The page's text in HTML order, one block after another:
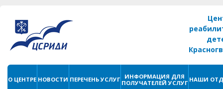
О ЦЕНТРЕ НОВОСТИ ПЕРЕЧЕНЬ УСЛУГ
ИНФОРМАЦИЯ ДЛЯ
ПОЛУЧАТЕЛЕЙ УСЛУГ НАШИ